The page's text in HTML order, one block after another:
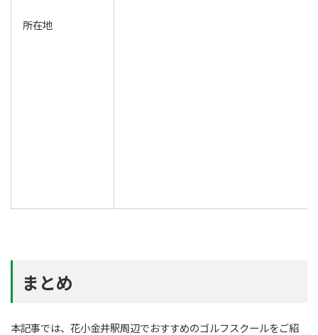
所在地
まとめ
本記事では、花小金井駅周辺でおすすめのゴルフスクールをご紹